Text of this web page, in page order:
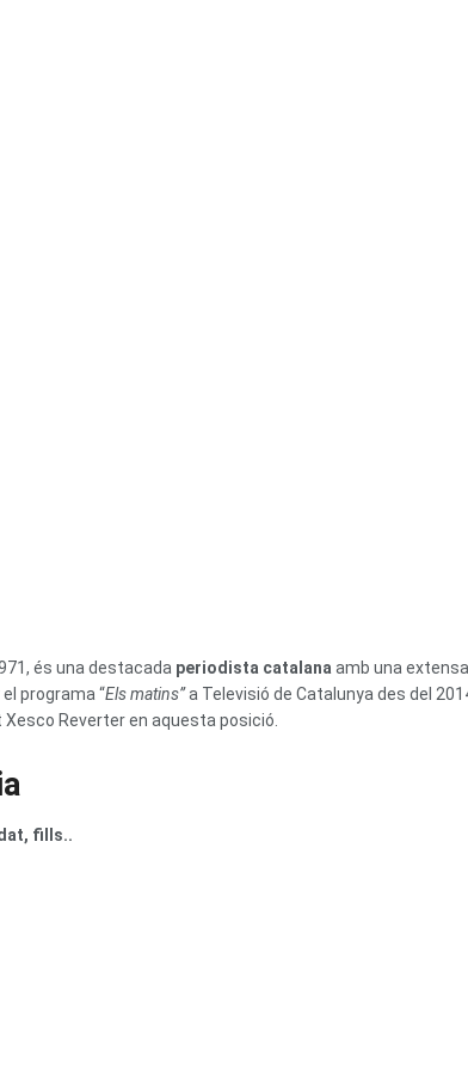
és una destacada periodista catalana amb una
programa “Els matins”a Televisió de Catalunya des del
Reverter en aquesta posició.
fills..